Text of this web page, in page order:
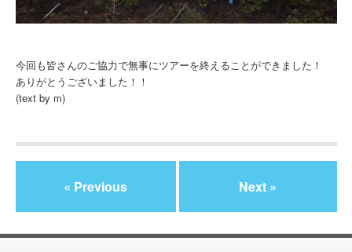
今回も皆さんのご協力で無事にツアーを終えることができました！
ありがとうございました！！
(text by m)
« Previous Next »